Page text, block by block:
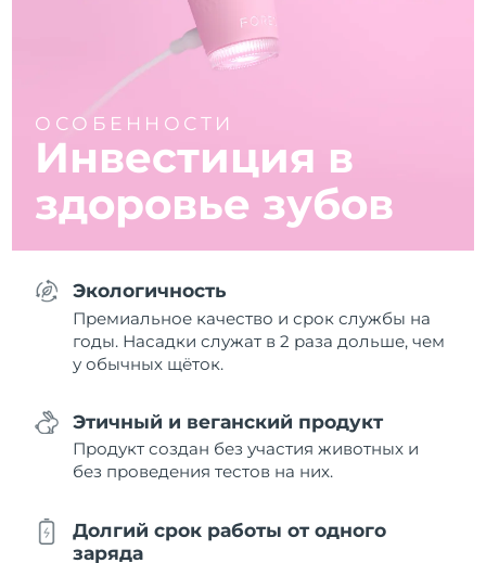
ОСОБЕННОСТИ
Инвестиция в
здоровье зубов
Экологичность
Премиальное качество и срок службы на
годы. Насадки служат в 2 раза дольше, чем
у обычных щёток.
Этичный и веганский продукт
Продукт создан без участия животных и
без проведения тестов на них.
Долгий срок работы от одного
заряда